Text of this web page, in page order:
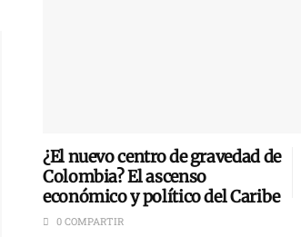
¿El nuevo centro de gravedad de
Colombia? El ascenso
económico y político del Caribe
0 COMPARTIR